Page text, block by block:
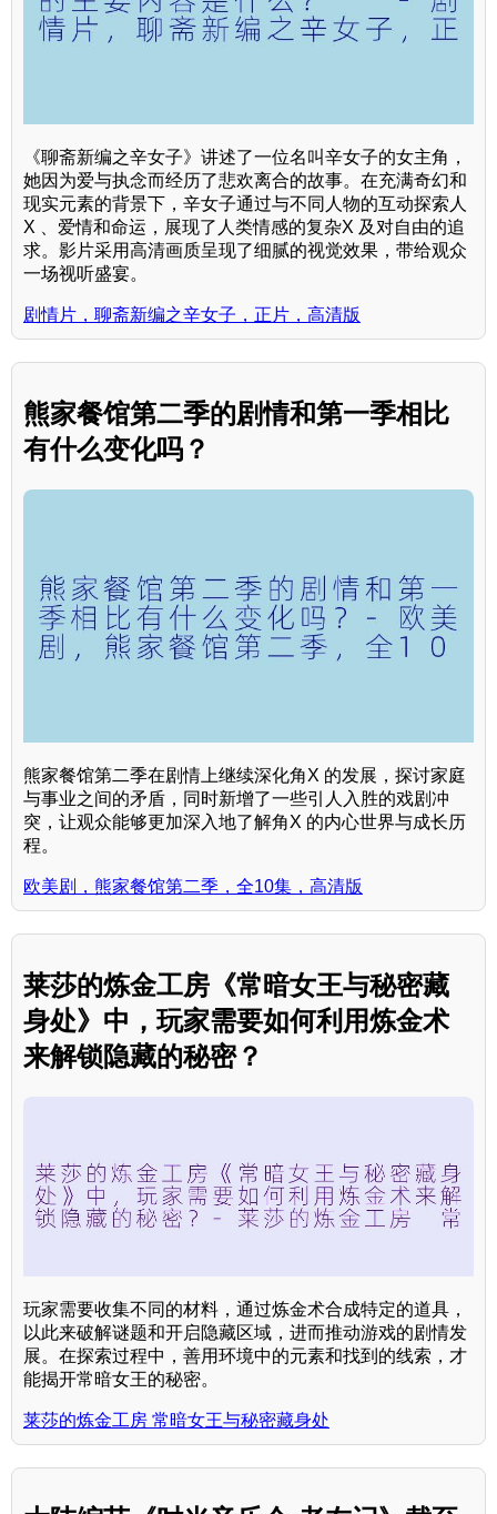
《聊斋新编之辛女子》讲述了一位名叫辛女子的女主角，
她因为爱与执念而经历了悲欢离合的故事。在充满奇幻和
现实元素的背景下，辛女子通过与不同人物的互动探索人
X 、爱情和命运，展现了人类情感的复杂X 及对自由的追
求。影片采用高清画质呈现了细腻的视觉效果，带给观众
一场视听盛宴。
剧情片，聊斋新编之辛女子，正片，高清版
熊家餐馆第二季的剧情和第一季相比
有什么变化吗？
熊家餐馆第二季在剧情上继续深化角X 的发展，探讨家庭
与事业之间的矛盾，同时新增了一些引人入胜的戏剧冲
突，让观众能够更加深入地了解角X 的内心世界与成长历
程。
欧美剧，熊家餐馆第二季，全10集，高清版
莱莎的炼金工房《常暗女王与秘密藏
身处》中，玩家需要如何利用炼金术
来解锁隐藏的秘密？
玩家需要收集不同的材料，通过炼金术合成特定的道具，
以此来破解谜题和开启隐藏区域，进而推动游戏的剧情发
展。在探索过程中，善用环境中的元素和找到的线索，才
能揭开常暗女王的秘密。
莱莎的炼金工房 常暗女王与秘密藏身处